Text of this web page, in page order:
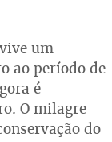
um
ao período de
é
O milagre
do